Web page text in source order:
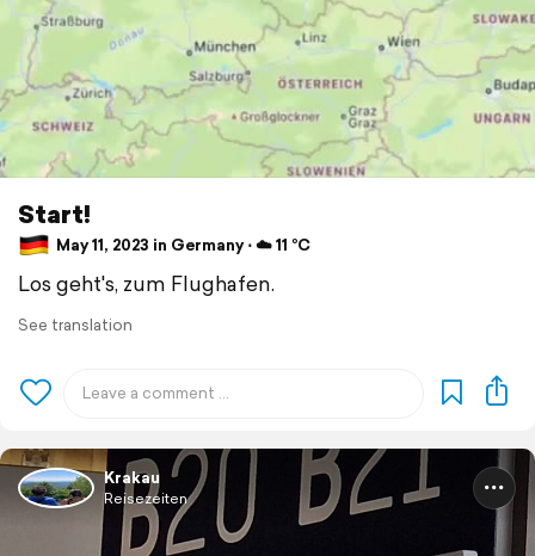
Start!
May 11, 2023 in Germany ⋅ ☁️ 11 °C
Los geht's, zum Flughafen.
See translation
Krakau
Reisezeiten